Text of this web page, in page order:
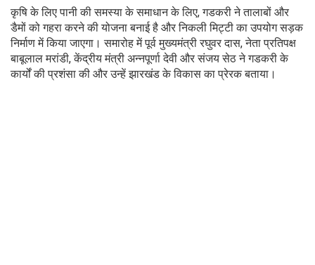
कृषि के लिए पानी की समस्या के समाधान के लिए, गडकरी ने तालाबों और
डैमों को गहरा करने की योजना बनाई है और निकली मिट्टी का उपयोग सड़क
निर्माण में किया जाएगा। समारोह में पूर्व मुख्यमंत्री रघुवर दास, नेता प्रतिपक्ष
बाबूलाल मरांडी, केंद्रीय मंत्री अन्नपूर्णा देवी और संजय सेठ ने गडकरी के
कार्यों की प्रशंसा की और उन्हें झारखंड के विकास का प्रेरक बताया।